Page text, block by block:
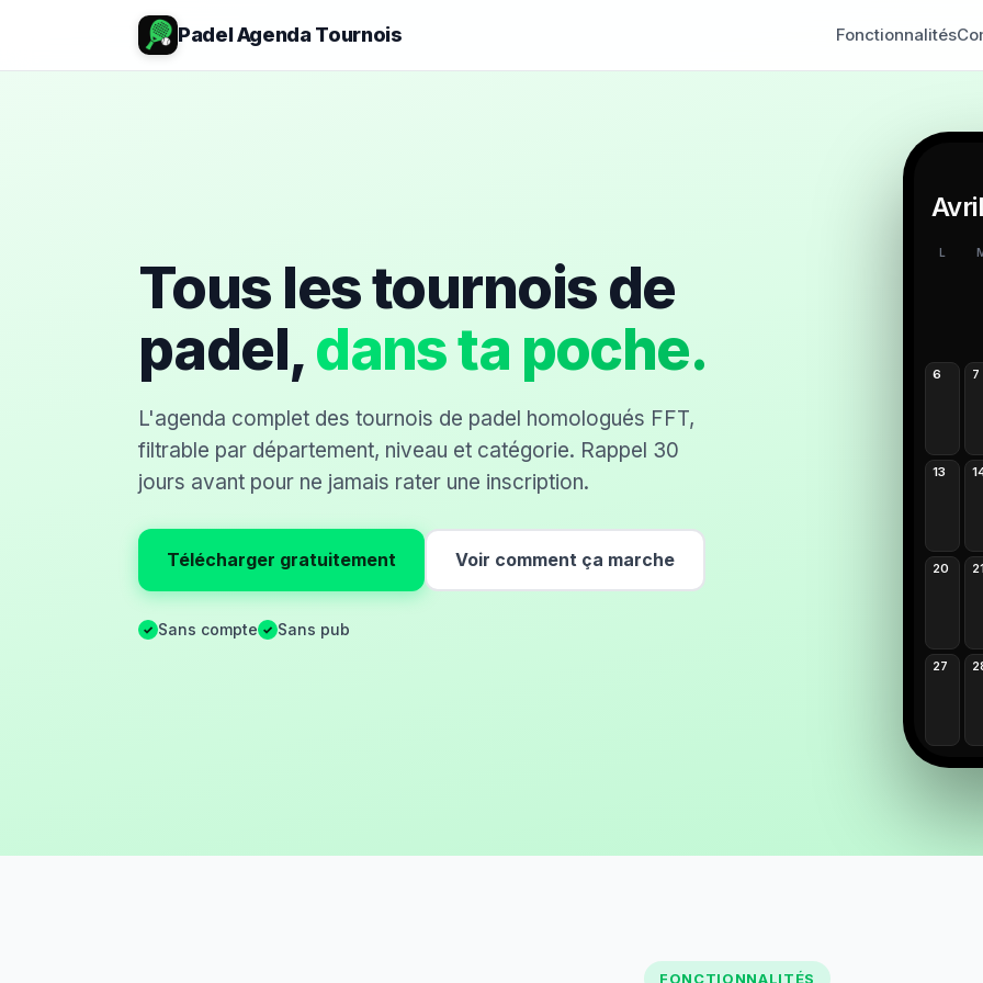
Padel Agenda Tournois Fonctionnalités
Tous les tournois de
padel,dans ta poche.
L'agenda complet des tournois de padel homologués FFT,
filtrable par département, niveau et catégorie. Rappel 30
jours avant pour ne jamais rater une inscription.
Télécharger gratuitement Voir comment ça marche
✓ Sans compte ✓ Sans pub
Avril
L
6 7
13
20
27
FONCTIONNALITÉS